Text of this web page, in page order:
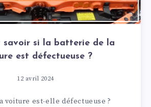
savoir si la batterie de la
est défectueuse ?
12 avril 2024
voiture est-elle défectueuse ?